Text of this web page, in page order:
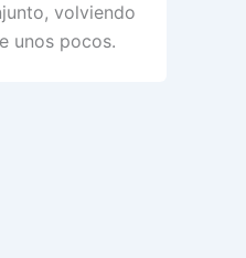
volviendo
unos pocos.